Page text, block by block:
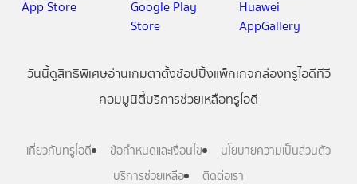
วันนี้ดูสิทธิพิเศษอ่านเกมตาตั้งช้อปปิ้งแพ็กเกจกล่องทรูไอดีทีวี
คอมมูนิตี้บริการช่วยเหลือทรูไอดี
เกี่ยวกับทรูไอดี ข้อกำหนดและเงื่อนไข
นโยบายความเป็นส่วนตัว
บริการช่วยเหลือ
ติดต่อเรา